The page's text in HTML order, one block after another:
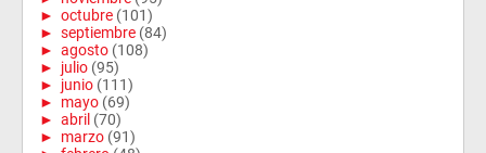
► octubre (101)
► septiembre (84)
► agosto (108)
► julio (95)
► junio (111)
► mayo (69)
► abril (70)
► marzo (91)